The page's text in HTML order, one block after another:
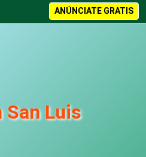
ANÚNCIATE GRATIS
San Luis